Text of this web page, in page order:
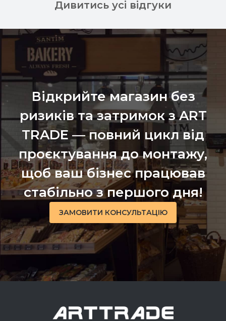
Дивитись усі відгуки
Відкрийте магазин без
ризиків та затримок з ART
TRADE — повний цикл від
проєктування до монтажу,
щоб ваш бізнес працював
стабільно з першого дня!
ЗАМОВИТИ КОНСУЛЬТАЦІЮ